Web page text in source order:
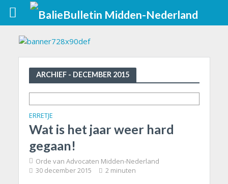
ARCHIEF - DECEMBER 2015
ERRETJE
Wat is het jaar weer hard
gegaan!
Orde van Advocaten Midden-Nederland
30 december 2015 2 minuten